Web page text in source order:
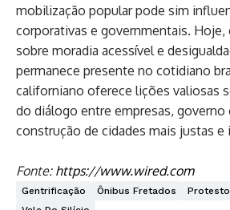
mobilização popular pode sim
corporativas e governmentais.
sobre moradia acessível e
permanece presente no cotidiano
californiano oferece lições valiosas
do diálogo entre empresas, governo
construção de cidades mais justas e
Fonte: https://www.wired.com
Gentrificação Ônibus Fretados